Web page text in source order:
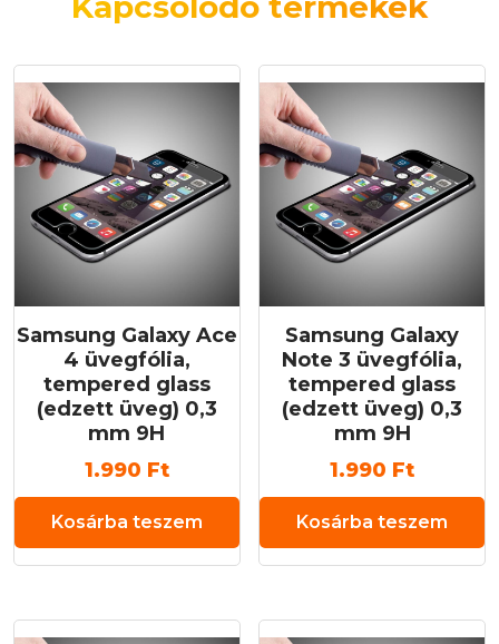
Samsung Galaxy Ace
4 üvegfólia,
tempered glass
(edzett üveg) 0,3
mm 9H
1.990 Ft
Kosárba teszem
Samsung Galaxy
Note 3 üvegfólia,
tempered glass
(edzett üveg) 0,3
mm 9H
1.990 Ft
Kosárba teszem